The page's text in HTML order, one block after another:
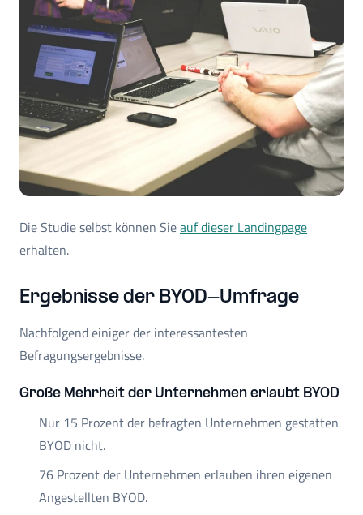
Die Studie selbst können Sieauf dieser Landingpage
erhalten.
Ergebnisse der BYOD-Umfrage
Nachfolgend einiger der interessantesten
Befragungsergebnisse.
Große Mehrheit der Unternehmen erlaubt BYOD
Nur 15 Prozent der befragten Unternehmen gestatten
BYOD nicht.
76 Prozent der Unternehmen erlauben ihren eigenen
Angestellten BYOD.